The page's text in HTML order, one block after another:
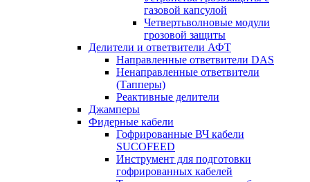
газовой капсулой
Четвертьволновые модули
грозовой защиты
Делители и ответвители АФТ
Направленные ответвители DAS
Ненаправленные ответвители
(Тапперы)
Реактивные делители
Джамперы
Фидерные кабели
Гофрированные ВЧ кабели
SUCOFEED
Инструмент для подготовки
гофрированных кабелей